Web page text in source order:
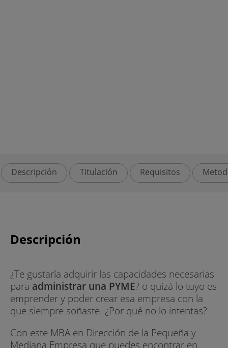
Descripción Titulación Requisitos
Descripción
¿Te gustaría adquirir las capacidades necesarias
para administrar una PYME? o quizá lo tuyo es
emprender y poder crear esa empresa con la
que siempre soñaste. ¿Por qué no lo intentas?
Con este MBA en Dirección de la Pequeña y
Mediana Empresa que puedes encontrar en